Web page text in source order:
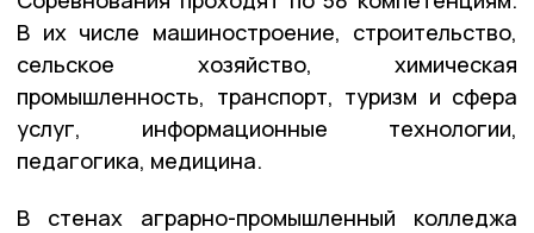
В их числе машиностроение, строительство,
сельское хозяйство, химическая
промышленность, транспорт, туризм и сфера
услуг, информационные технологии,
педагогика, медицина.
В стенах аграрно-промышленный колледжа